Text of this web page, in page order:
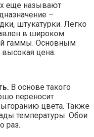
еще называют
–
штукатурки. Легко
в широком
гаммы. Основным
высокая цена.
В основе такого
переносит
цвета. Также
температуры. Обои
раз.